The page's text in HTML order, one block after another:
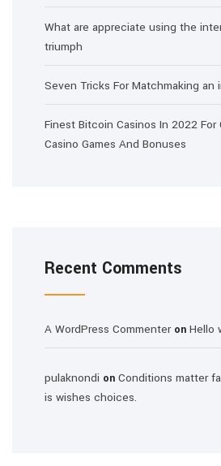
What are appreciate using the
triumph
Seven Tricks For Matchmaking an
Finest Bitcoin Casinos In 2022 For
Casino Games And Bonuses
Recent Comments
A WordPress Commenteron Hello
pulaknondi on Conditions matter
is wishes choices.